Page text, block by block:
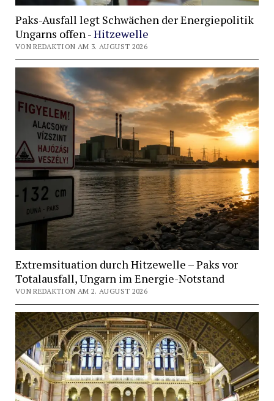
Paks-Ausfall legt Schwächen der Energiepolitik
Ungarns offen -Hitzewelle
VON REDAKTION AM 3. AUGUST 2026
Extremsituation durch Hitzewelle – Paks vor
Totalausfall, Ungarn im Energie-Notstand
VON REDAKTION AM 2. AUGUST 2026